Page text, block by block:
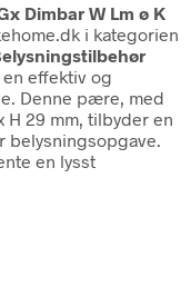
Dimbar W Lm ø K
i kategorien
effektiv og
Denne pære, med
H 29 mm, tilbyder en
belysningsopgave.
en lysst